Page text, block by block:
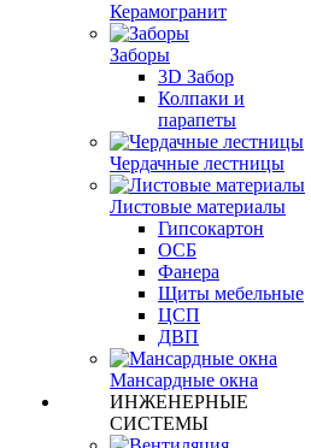
Керамогранит
Заборы
3D Забор
Колпаки и
парапеты
Чердачные лестницы
Листовые материалы
Гипсокартон
ОСБ
Фанера
Щиты мебельные
ЦСП
ДВП
Мансардные окна
ИНЖЕНЕРНЫЕ
СИСТЕМЫ